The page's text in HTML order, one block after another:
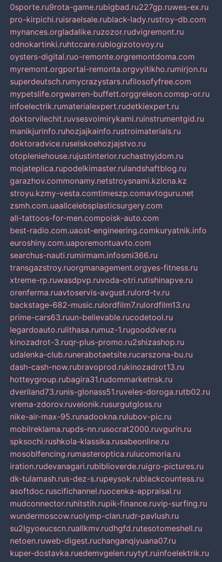
0sporte.ru9rota-game.rubigbad.ru227gp.ruwes-ex.ru
pro-kirpichi.ruisraelsale.rublack-lady.rustroy-db.com
mynances.orgladalike.ruzozor.rudvigremont.ru
odnokartinki.ruhtccare.rublogizotovoy.ru
oysters-digital.ruo-remonte.orgremontdoma.com
myremont.orgportal-remonta.orgvyitikho.rumirjon.ru
superdeutsch.rumycrazystars.rufilosofyfree.com
mypetslife.orgwarren-buffett.orggreleon.comsp-or.ru
infoelectrik.rumaterialexpert.rudetkiexpert.ru
doktorvilechit.ruvsesvoimirykami.ruinstrumentgid.ru
manikjurinfo.ruhozjajkainfo.rustroimaterials.ru
doktoradvice.ruselskoehozjajstvo.ru
otopleniehouse.rujustinterior.ruchastnyjdom.ru
mojateplica.rupodelkimaster.rulandshaftblog.ru
garazhov.commonamy.netstroysnami.kzlcna.kz
stroyu.kzmy-vesta.comtimeszp.comavtoguru.net
zsmh.com.uaallcelebsplasticsurgery.com
all-tattoos-for-men.compoisk-auto.com
best-radio.com.uaost-engineering.comkuryatnik.info
euroshiny.com.uaporemontuavto.com
searchus-nauti.rumirmam.infosmi366.ru
transgazstroy.ruorgmanagement.orgyes-fitness.ru
xtreme-rp.ruwasdpvp.ruvoda-otri.rutishinapve.ru
orenferma.ruavtoservis-avgust.rulord-tv.ru
backstage-682-music.rulordfilm7.rulordfilm13.ru
prime-cars63.ruun-believable.rucodetool.ru
legardoauto.rulithasa.rumuz-1.rugooddver.ru
kinozadrot-3.ruqr-plus-promo.ru2shizashop.ru
udalenka-club.runerabotaetsite.rucarszona-bu.ru
dash-cash-now.rubravoprod.rukinozadrot13.ru
hotteygroup.rubagira31.rudommarketnsk.ru
dveriland73.runis-glonass51.ruveles-doroga.rutb02.ru
vrema-zdorov.ruvelonik.rusurgutgloss.ru
nike-air-max-95.runadookna.rulubov-pic.ru
mobilreklama.rupds-nn.rusocrat2000.ruvgurin.ru
spksochi.rushkola-klassika.rusabeonline.ru
mosoblfencing.rumasteroptica.rulucomoria.ru
iration.rudevanagari.rubiblioverde.ruigro-pictures.ru
dk-tulamash.rus-dez-s.rupeysok.rublackcountess.ru
asoftdoc.ruscifichannel.ruocenka-appraisal.ru
mudconnector.ruhitstih.rupik-finance.ruvip-surfing.ru
wundermoscow.ruolymp-clan.rudr-pavlush.ru
su2lgyoeucscn.ruallkmv.rudhgfd.rutesotomeshell.ru
netoen.ruweb-digest.ruchanganqiyuana07.ru
kuper-dostavka.ruedemvgelen.ruytyt.ruinfoelektrik.ru